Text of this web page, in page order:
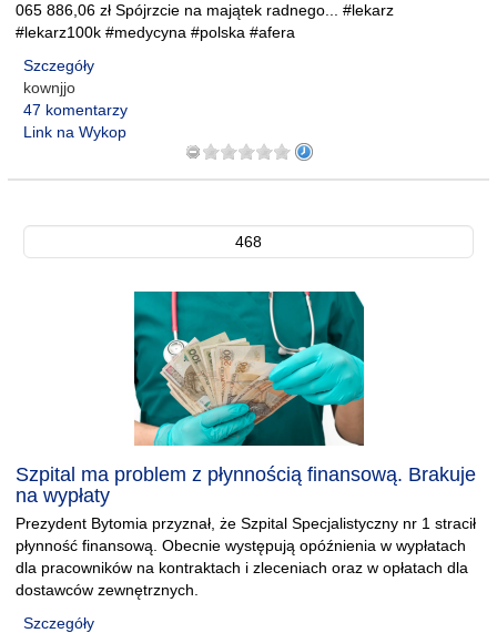
065 886,06 zł Spójrzcie na majątek radnego... #lekarz
#lekarz100k #medycyna #polska #afera
Szczegóły
kownjjo
47 komentarzy
Link na Wykop
468
Szpital ma problem z płynnością finansową. Brakuje
na wypłaty
Prezydent Bytomia przyznał, że Szpital Specjalistyczny nr 1 stracił
płynność finansową. Obecnie występują opóźnienia w wypłatach
dla pracowników na kontraktach i zleceniach oraz w opłatach dla
dostawców zewnętrznych.
Szczegóły